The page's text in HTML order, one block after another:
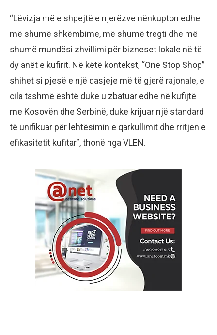
“Lëvizja më e shpejtë e njerëzve nënkupton edhe
më shumë shkëmbime, më shumë tregti dhe më
shumë mundësi zhvillimi për bizneset lokale në të
dy anët e kufirit. Në këtë kontekst, “One Stop Shop”
shihet si pjesë e një qasjeje më të gjerë rajonale, e
cila tashmë është duke u zbatuar edhe në kufijtë
me Kosovën dhe Serbinë, duke krijuar një standard
të unifikuar për lehtësimin e qarkullimit dhe rritjen e
efikasitetit kufitar”, thonë nga VLEN.